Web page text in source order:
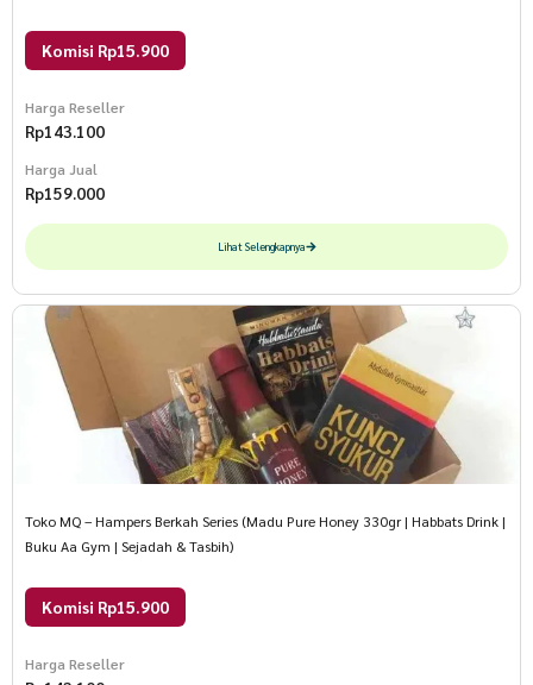
Komisi Rp15.900
Harga Reseller
Rp143.100
Harga Jual
Rp159.000
Lihat Selengkapnya
Toko MQ – Hampers Berkah Series (Madu Pure Honey 330gr | Habbats Drink |
Buku Aa Gym | Sejadah & Tasbih)
Komisi Rp15.900
Harga Reseller